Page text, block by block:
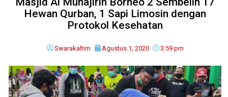
Hewan Qurban, 1 Sapi Limosin dengan
Protokol Kesehatan
Swarakaltim Agustus 1, 2020 3:59 pm